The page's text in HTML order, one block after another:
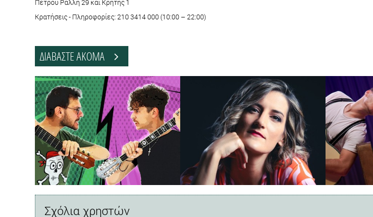
Πέτρου Ράλλη 29 και Κρήτης 1
Κρατήσεις - Πληροφορίες: 210 3414 000 (10:00 – 22:00)
ΔΙΑΒΑΣΤΕ ΑΚΟΜΑ
Σχόλια χρηστών